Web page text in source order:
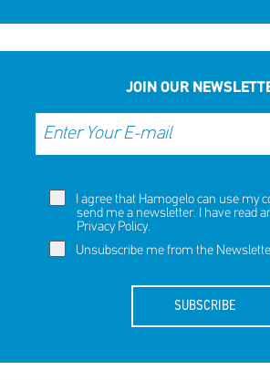
JOIN OUR
I agree that Hamogelo can use my
send me a newsletter. I have read
Privacy Policy.
Unsubscribe me from the
SUBSCRIBE